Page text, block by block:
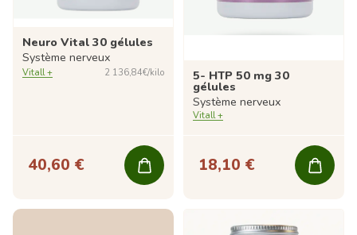
Neuro Vital 30 gélules
Système nerveux
Vitall + 2 136,84€/kilo
40,60 €
5- HTP 50 mg 30
gélules
Système nerveux
Vitall +
18,10 €